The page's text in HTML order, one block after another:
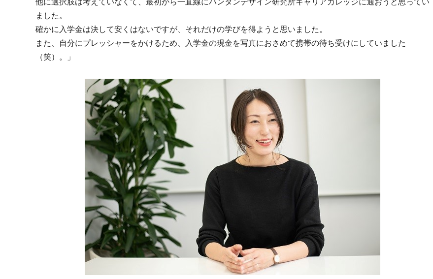
ました。
確かに入学金は決して安くはないですが、それだけの学びを得ようと思いました。
また、自分にプレッシャーをかけるため、入学金の現金を写真におさめて携帯の待ち受けにしていました
（笑）。」